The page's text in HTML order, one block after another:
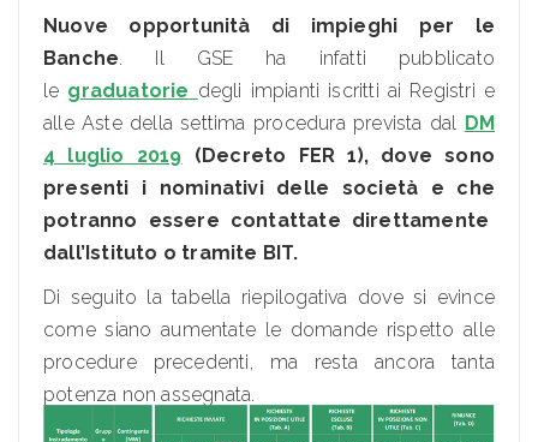
Nuove opportunità di impieghi per le
Banche. Il GSE ha infatti pubblicato
le graduatorie degli impianti iscritti ai Registri e
alle Aste della settima procedura prevista dal DM
4 luglio 2019 (Decreto FER 1), dove sono
presenti i nominativi delle società e che
potranno essere contattate direttamente
dall’Istituto o tramite BIT.
Di seguito la tabella riepilogativa dove si evince
come siano aumentate le domande rispetto alle
procedure precedenti, ma resta ancora tanta
potenza non assegnata.